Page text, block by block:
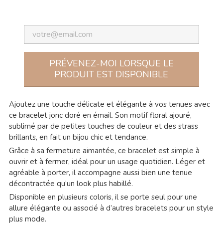
PRÉVENEZ-MOI LORSQUE LE
PRODUIT EST DISPONIBLE
Ajoutez une touche délicate et élégante à vos tenues avec
ce bracelet jonc doré en émail. Son motif floral ajouré,
sublimé par de petites touches de couleur et des strass
brillants, en fait un bijou chic et tendance.
Grâce à sa fermeture aimantée, ce bracelet est simple à
ouvrir et à fermer, idéal pour un usage quotidien. Léger et
agréable à porter, il accompagne aussi bien une tenue
décontractée qu’un look plus habillé.
Disponible en plusieurs coloris, il se porte seul pour une
allure élégante ou associé à d’autres bracelets pour un style
plus mode.